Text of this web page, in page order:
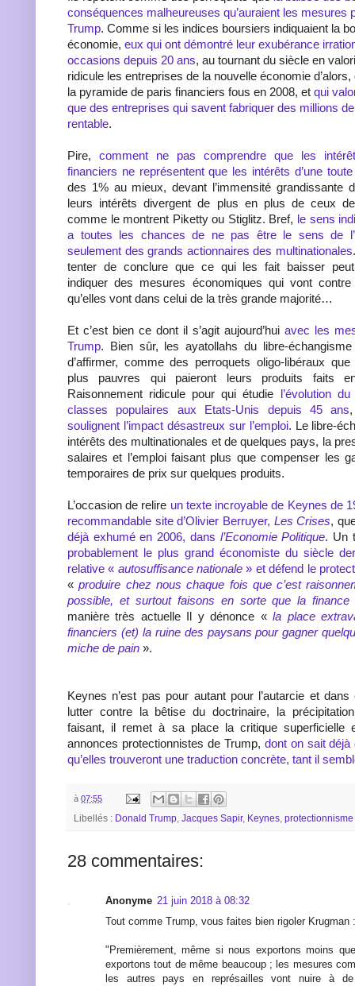
conséquences malheureuses qu’auraient les mesures
Trump. Comme si les indices boursiers indiquaient la
économie, eux qui ont démontré leur exubérance
occasions depuis 20 ans, au tournant du siècle en
ridicule les entreprises de la nouvelle économie d’alors,
la pyramide de paris financiers fous en 2008, et qui
que des entreprises qui savent fabriquer des millions
rentable.
Pire, comment ne pas comprendre que les
financiers ne représentent que les intérêts d’une
des 1% au mieux, devant l’immensité grandissante
leurs intérêts divergent de plus en plus de ceux
comme le montrent Piketty ou Stiglitz. Bref, le sens
a toutes les chances de ne pas être le sens de
seulement des grands actionnaires des multinationales
tenter de conclure que ce qui les fait baisser
indiquer des mesures économiques qui vont
qu’elles vont dans celui de la très grande majorité…
Et c’est bien ce dont il s’agit aujourd’hui avec les
Trump. Bien sûr, les ayatollahs du libre-
d’affirmer, comme des perroquets oligo-libéraux
plus pauvres qui paieront leurs produits faits
Raisonnement ridicule pour qui étudie
l’évolution
classes populaires aux Etats-Unis depuis 45 ans
soulignent l’impact désastreux sur l’emploi. Le libre-
intérêts des multinationales et de quelques pays, la
salaires et l’emploi faisant plus que compenser les
temporaires de prix sur quelques produits.
L’occasion de relire un texte incroyable de Keynes de
recommandable site d’Olivier Berruyer, Les Crises,
déjà exhumé en 2006, dans l’Economie Politique. Un
probablement le plus grand économiste du siècle
relative « autosuffisance nationale» et défend le
«produire chez nous chaque fois que c’est
possible, et surtout faisons en sorte que la
manière très actuelle Il y dénonce «la place
financiers (et) la ruine des paysans pour gagner
miche de pain ».
Keynes n’est pas pour autant pour l’autarcie et
lutter contre la bêtise du doctrinaire, la
faisant, il remet à sa place la critique superficielle
annonces protectionnistes de Trump, dont on sait déjà
qu’elles trouveront une traduction concrète, tant il
à 07:55
Libellés : Donald Trump, Jacques Sapir, Keynes, protectionnisme
28 commentaires:
Anonyme 21 juin 2018 à 08:32
Tout comme Trump, vous faites bien rigoler Krugman :
"Premièrement, même si nous exportons moins
exportons tout de même beaucoup ; les mesures
les autres pays en représailles vont nuire à de